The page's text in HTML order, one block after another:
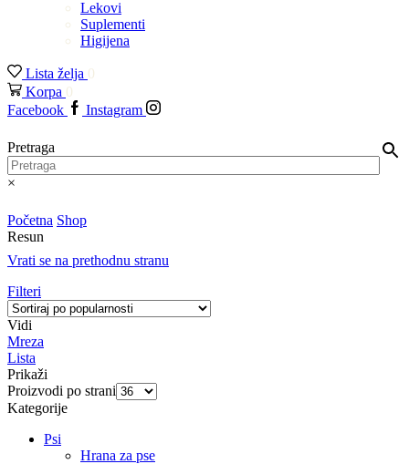
Lekovi
Suplementi
Higijena
Lista želja 0
Korpa 0
Facebook
Instagram
Pretraga
×
Početna Shop
Resun
Vrati se na prethodnu stranu
Filteri
Vidi
Mreza
Lista
Prikaži
Proizvodi po strani
Kategorije
Psi
Hrana za pse